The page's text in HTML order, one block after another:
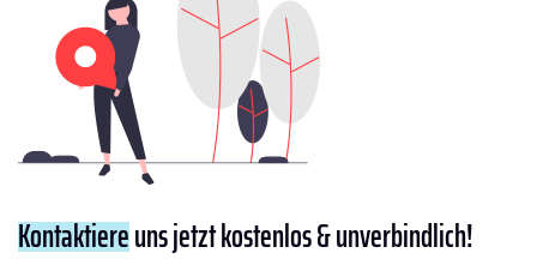
Kontaktiereuns jetzt kostenlos & unverbindlich!